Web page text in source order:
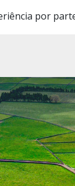
por